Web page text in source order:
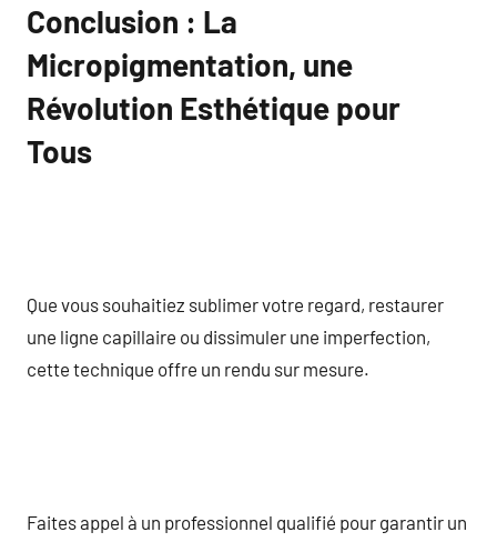
Conclusion : La
Micropigmentation, une
Révolution Esthétique pour
Tous
Que vous souhaitiez sublimer votre regard, restaurer
une ligne capillaire ou dissimuler une imperfection,
cette technique offre un rendu sur mesure.
Faites appel à un professionnel qualifié pour garantir un